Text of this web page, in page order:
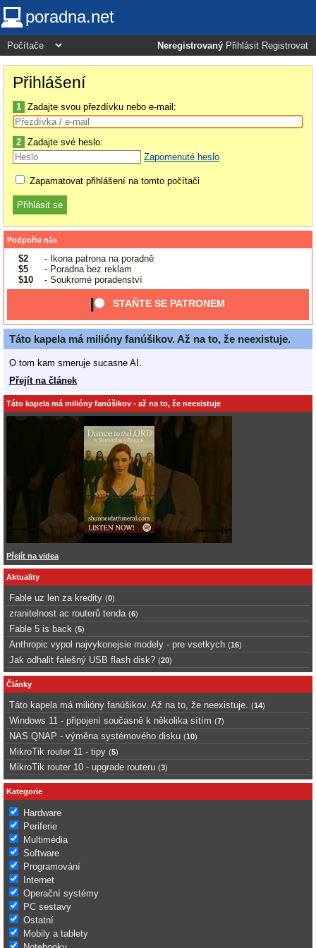
poradna.net
Neregistrovaný Přihlásit Registrovat
Přihlášení
1 Zadajte svou přezdívku nebo e-mail:
2 Zadajte své heslo:
Zapomenuté heslo
Zapamatovat přihlášení na tomto počítači
Podpořte nás
$2
- Ikona patrona na poradně
$5
- Poradna bez reklam
$10
- Soukromé poradenství
STAŇTE SE PATRONEM
Táto kapela má milióny fanúšikov. Až na to, že neexistuje.
O tom kam smeruje sucasne AI.
Přejít na článek
Táto kapela má milióny fanúšikov - až na to, že neexistuje
Přejít na videa
Aktuality
Fable uz len za kredity (0)
zranitelnost ac routerů tenda (6)
Fable 5 is back (5)
Anthropic vypol najvykonejsie modely - pre vsetkych (16)
Jak odhalit falešný USB flash disk? (20)
Články
Táto kapela má milióny fanúšikov. Až na to, že neexistuje. (14)
Windows 11 - připojení současně k několika sítím (7)
NAS QNAP - výměna systémového disku (10)
MikroTik router 11 - tipy (5)
MikroTik router 10 - upgrade routeru (3)
Kategorie
Hardware
Periferie
Multimédia
Software
Programování
Internet
Operační systémy
PC sestavy
Ostatní
Mobily a tablety